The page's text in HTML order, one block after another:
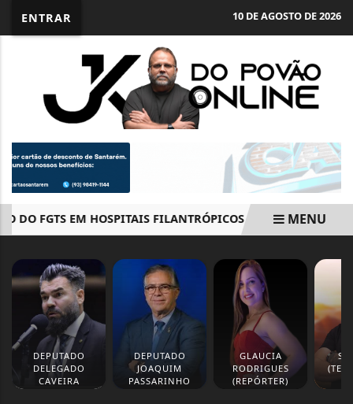
ENTRAR 10 DE AGOSTO DE 2026
FGTS EM HOSPITAIS FILANTRÓPICOS LIGADOS AO SUS
MENU
DEPUTADO
DELEGADO
CAVEIRA
DEPUTADO
JOAQUIM
PASSARINHO
GLAUCIA
RODRIGUES
(REPÓRTER)